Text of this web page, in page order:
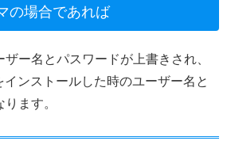
の場合であれば
ー名とパスワードが上書きされ、
ンストールした時のユーザー名と
ます。